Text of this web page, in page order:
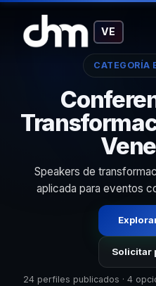
VE
CATEGORÍA
Speakers de
aplicada para eventos
Solicitar
24 perfiles publicados · 4